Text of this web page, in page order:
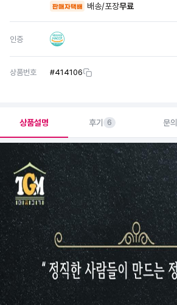
판매자택배 배송/포장무료
인증
상품번호 #414106
상품설명 후기 6 문의